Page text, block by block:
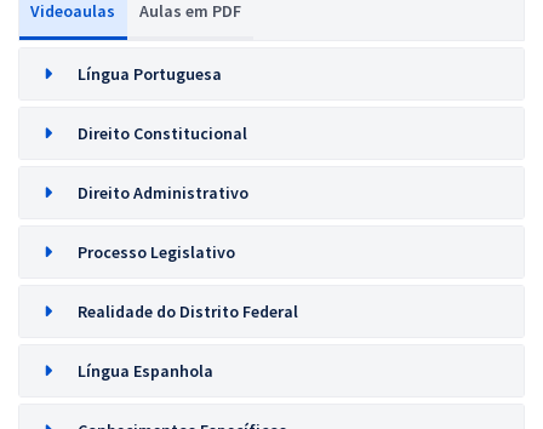
Videoaulas Aulas em PDF
Língua Portuguesa
Direito Constitucional
Direito Administrativo
Processo Legislativo
Realidade do Distrito Federal
Língua Espanhola